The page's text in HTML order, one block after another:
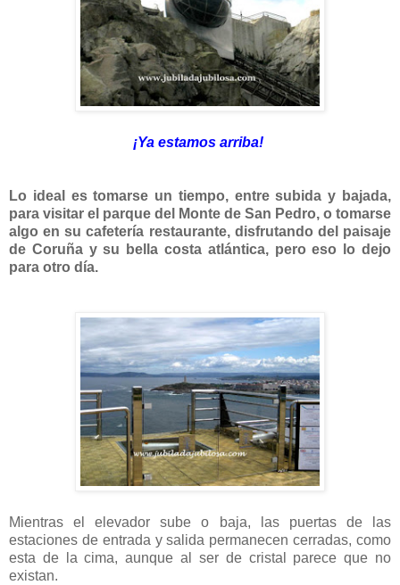
¡Ya estamos arriba!
Lo ideal es tomarse un tiempo, entre subida y bajada,
para visitar el parque del Monte de San Pedro, o tomarse
algo en su cafetería restaurante, disfrutando del paisaje
de Coruña y su bella costa atlántica, pero eso lo dejo
para otro día.
Mientras el elevador sube o baja, las puertas de las
estaciones de entrada y salida permanecen cerradas, como
esta de la cima, aunque al ser de cristal parece que no
existan.